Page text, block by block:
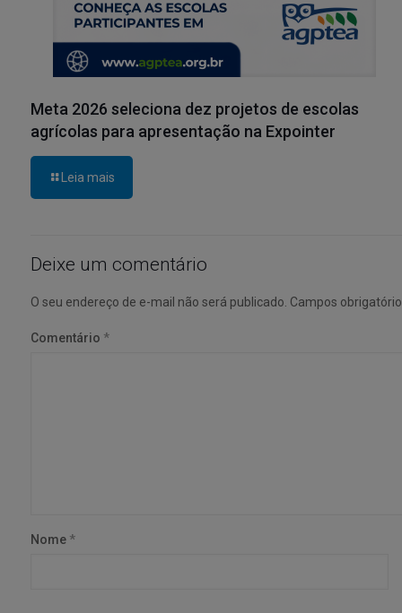
Meta 2026 seleciona dez projetos de escolas
agrícolas para apresentação na Expointer
Leia mais
Deixe um comentário
O seu endereço de e-mail não será publicado. Campos
Comentário *
Nome *